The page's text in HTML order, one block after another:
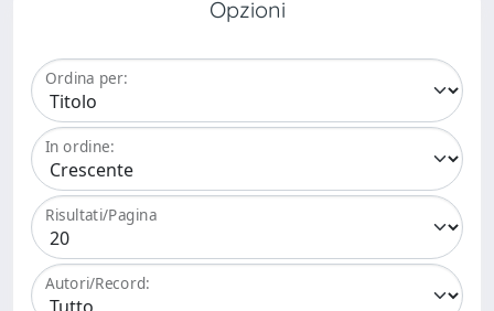
Opzioni
Ordina per:
In ordine:
Risultati/Pagina
Autori/Record: